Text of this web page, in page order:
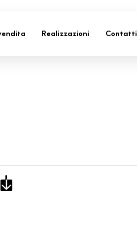
Realizzazioni Contatti